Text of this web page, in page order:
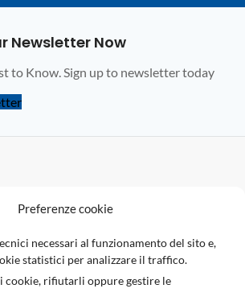
Preferenze cookie
necessari al funzionamento del sito e,
statistici per analizzare il traffico.
cookie, rifiutarli oppure gestire le
Newsletter Now
to Know. Sign up to newsletter today
(LE), Italia